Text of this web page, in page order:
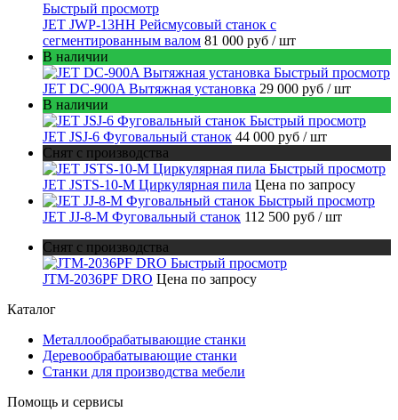
Быстрый просмотр
JET JWP-13HH Рейсмусовый станок с
сегментированным валом 81 000 руб / шт
В наличии
Быстрый просмотр
JET DC-900A Вытяжная установка 29 000 руб / шт
В наличии
Быстрый просмотр
JET JSJ-6 Фуговальный станок 44 000 руб / шт
Снят с производства
Быстрый просмотр
JET JSTS-10-M Циркулярная пила Цена по запросу
Быстрый просмотр
JET JJ-8-M Фуговальный станок 112 500 руб / шт
Снят с производства
Быстрый просмотр
JTM-2036PF DRO Цена по запросу
Каталог
Металлообрабатывающие станки
Деревообрабатывающие станки
Станки для производства мебели
Помощь и сервисы